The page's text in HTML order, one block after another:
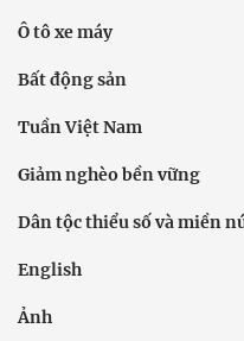
Ô tô xe máy
Bất động sản
Tuần Việt Nam
Giảm nghèo bền vững
Dân tộc thiểu số và miền
English
Ảnh